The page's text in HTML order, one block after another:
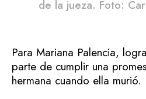
de la jueza. Foto:
Para Mariana Palencia,
parte de cumplir una
hermana cuando ella murió.